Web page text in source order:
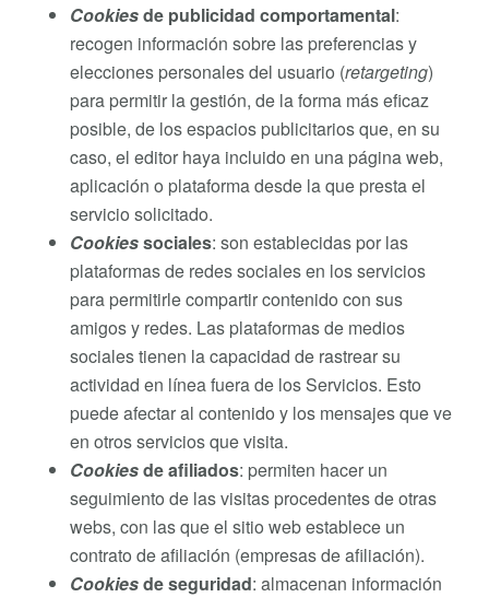
Cookiesde publicidad comportamental:
recogen información sobre las preferencias y
elecciones personales del usuario (retargeting)
para permitir la gestión, de la forma más eficaz
posible, de los espacios publicitarios que, en su
caso, el editor haya incluido en una página web,
aplicación o plataforma desde la que presta el
servicio solicitado.
Cookiessociales: son establecidas por las
plataformas de redes sociales en los servicios
para permitirle compartir contenido con sus
amigos y redes. Las plataformas de medios
sociales tienen la capacidad de rastrear su
actividad en línea fuera de los Servicios. Esto
puede afectar al contenido y los mensajes que ve
en otros servicios que visita.
Cookiesde afiliados: permiten hacer un
seguimiento de las visitas procedentes de otras
webs, con las que el sitio web establece un
contrato de afiliación (empresas de afiliación).
Cookiesde seguridad: almacenan información